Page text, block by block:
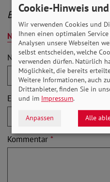
Be the First to Comment
Neuen Kommentar schreiben
Name*
E-Mail *
Kommentar*
Cookie-Hinweis
Wir verwenden Cookies und
Ihnen einen optimalen
Analysen unsere Webseiten
selbst entscheiden, welche
verwenden dürfen. Natürlich
Möglichkeit, die bereits
Weitere Informationen, auch
Drittanbieter, finden Sie in
und im Impressum.
Anpassen Alle